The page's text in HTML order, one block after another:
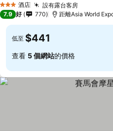
3 星級 酒店 設有露台客房
7.9 好 770 距離Asia World
低至 $441
查看 5 個網站的價格